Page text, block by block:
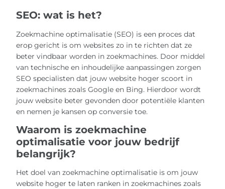
SEO: wat is het?
Zoekmachine optimalisatie (SEO) is een proces dat
erop gericht is om websites zo in te richten dat ze
beter vindbaar worden in zoekmachines. Door middel
van technische en inhoudelijke aanpassingen zorgen
SEO specialisten dat jouw website hoger scoort in
zoekmachines zoals Google en Bing. Hierdoor wordt
jouw website beter gevonden door potentiële klanten
en nemen je kansen op conversie toe.
Waarom is zoekmachine
optimalisatie voor jouw bedrijf
belangrijk?
Het doel van zoekmachine optimalisatie is om jouw
website hoger te laten ranken in zoekmachines zoals